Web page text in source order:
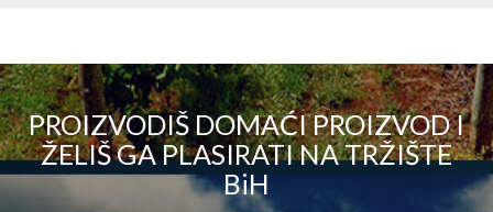
PROIZVODIŠ DOMAĆI PROIZVOD I
ŽELIŠ GA PLASIRATI NA TRŽIŠTE
BiH